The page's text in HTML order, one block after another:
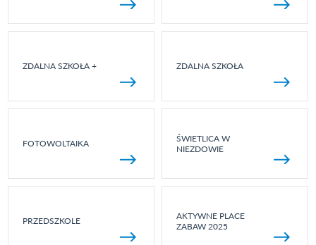
ZDALNA SZKOŁA + ZDALNA SZKOŁA
FOTOWOLTAIKA
ŚWIETLICA W
NIEZDOWIE
PRZEDSZKOLE
AKTYWNE PLACE
ZABAW 2025